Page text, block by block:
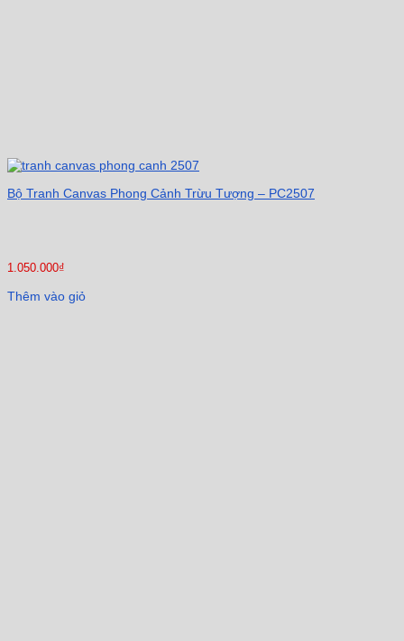
Bộ Tranh Canvas Phong Cảnh Trừu Tượng – PC2507
1.050.000₫
Thêm vào giỏ